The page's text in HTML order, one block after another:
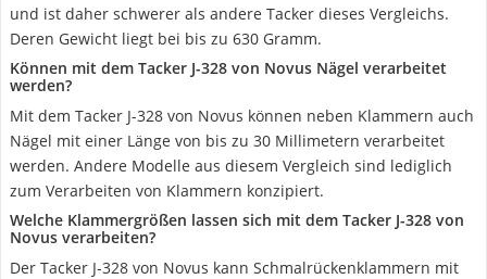
und ist daher schwerer als andere Tacker dieses Vergleichs.
Deren Gewicht liegt bei bis zu 630 Gramm.
Können mit dem Tacker J-328 von Novus Nägel verarbeitet
werden?
Mit dem Tacker J-328 von Novus können neben Klammern auch
Nägel mit einer Länge von bis zu 30 Millimetern verarbeitet
werden. Andere Modelle aus diesem Vergleich sind lediglich
zum Verarbeiten von Klammern konzipiert.
Welche Klammergrößen lassen sich mit dem Tacker J-328 von
Novus verarbeiten?
Der Tacker J-328 von Novus kann Schmalrückenklammern mit